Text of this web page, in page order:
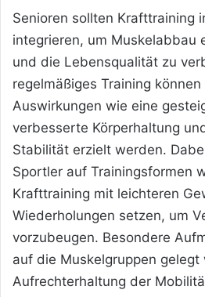
Senioren sollten Krafttraining
integrieren, um Muskelabbau
und die Lebensqualität zu
regelmäßiges Training
Auswirkungen wie eine
verbesserte Körperhaltung
Stabilität erzielt werden.
Sportler auf Trainingsformen
Krafttraining mit leichteren
Wiederholungen setzen, um
vorzubeugen. Besondere
auf die Muskelgruppen
Aufrechterhaltung der